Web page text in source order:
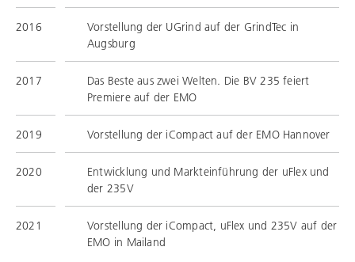
2016
Vorstellung der UGrind auf der GrindTec in
Augsburg
2017
Das Beste aus zwei Welten. Die BV 235 feiert
Premiere auf der EMO
2019 Vorstellung der iCompact auf der EMO Hannover
2020
Entwicklung und Markteinführung der uFlex und
der 235V
2021
Vorstellung der iCompact, uFlex und 235V auf der
EMO in Mailand